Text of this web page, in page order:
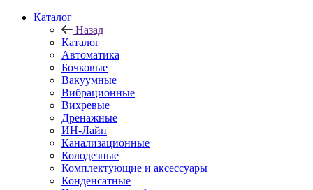
Каталог
Назад
Каталог
Автоматика
Бочковые
Вакуумные
Вибрационные
Вихревые
Дренажные
ИН-Лайн
Канализационные
Колодезные
Комплектующие и аксессуары
Конденсатные